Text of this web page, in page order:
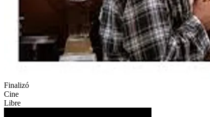
Finalizó
Cine
Libre